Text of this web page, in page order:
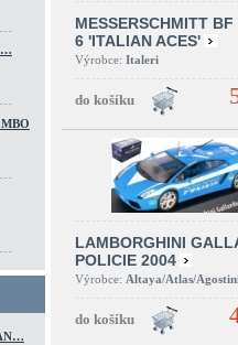
MESSERSCHMITT
6 'ITALIAN ACES'
Výrobce: Italeri
LAMBORGHINI
POLICIE 2004
Výrobce: Altaya/Atlas/